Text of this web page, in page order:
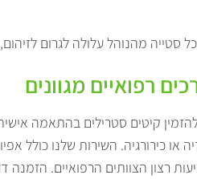
סטייה מהנוהל עלולה לגרום
רפואיים מגוונים
קיטים סטרילים בהתאמה
כירורגיה. השירות שלנו כולל
רצון הצוותים הרפואיים.